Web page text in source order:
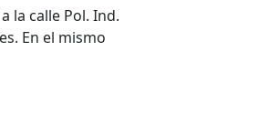
la calle Pol. Ind.
En el mismo